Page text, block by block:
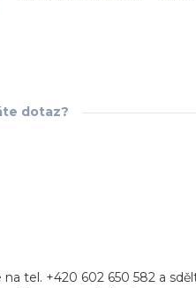
dotaz?
tel. +420 602 650 582 a